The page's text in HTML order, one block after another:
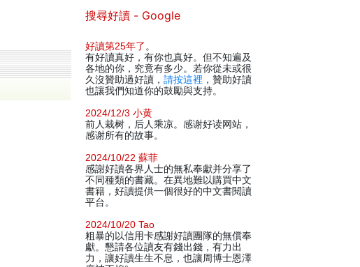
搜尋好讀 - Google
好讀第25年了 。
有好讀真好，有你也真好。但不知遍及
各地的你，究竟有多少。若你從未或很
久沒贊助過好讀， 請按這裡 ，贊助好讀
也讓我們知道你的鼓勵與支持。
2024/12/3 小黄
前人栽树，后人乘凉。感谢好读网站，
感谢所有的故事。
2024/10/22 蘇菲
感謝好讀各界人士的無私奉獻并分享了
不同種類的書藏。在異地難以購買中文
書籍，好讀提供一個很好的中文書閱讀
平台。
2024/10/20 Tao
粗暴的以信用卡感謝好讀團隊的無償奉
獻。懇請各位讀友有錢出錢，有力出
力，讓好讀生生不息，也讓周博士恩澤